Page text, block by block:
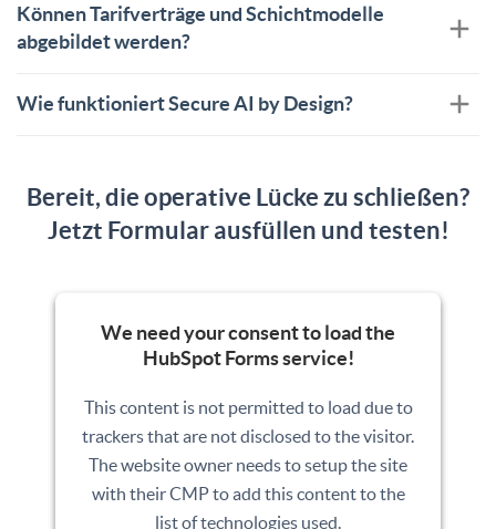
Können Tarifverträge und Schichtmodelle
abgebildet werden?
Wie funktioniert Secure AI by Design?
Bereit, die operative Lücke zu schließen?
Jetzt Formular ausfüllen und testen!
We need your consent to load the
HubSpot Forms service!
This content is not permitted to load due to
trackers that are not disclosed to the visitor.
The website owner needs to setup the site
with their CMP to add this content to the
list of technologies used.